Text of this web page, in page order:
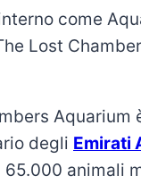
come
Lost
Aquarium
degli Emirati
animali